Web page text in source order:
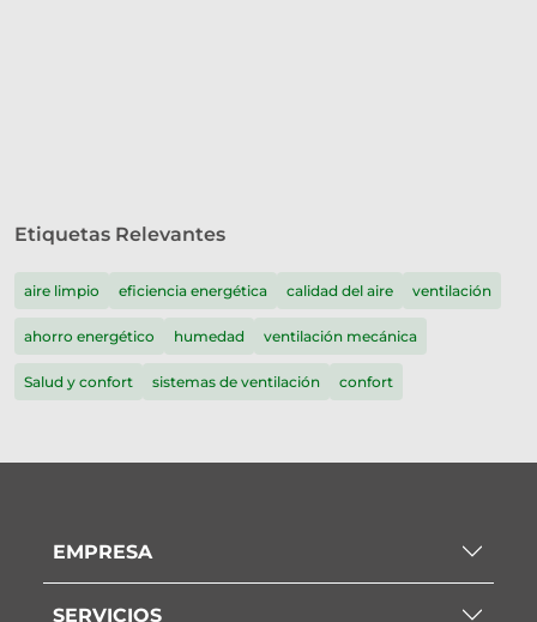
Etiquetas Relevantes
aire limpio eficiencia energética calidad del aire ventilación
ahorro energético humedad ventilación mecánica
Salud y confort sistemas de ventilación confort
EMPRESA
SERVICIOS